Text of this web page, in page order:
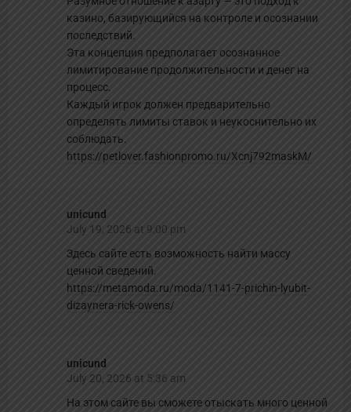
казино, базирующийся на контроле и осознании
последствий.
Эта концепция предполагает осознанное
лимитирование продолжительности и денег на
процесс.
Каждый игрок должен предварительно
определять лимиты ставок и неукоснительно их
соблюдать.
https://petlover.fashionpromo.ru/Xcnj792maskM/
unicund
July 19, 2026 at 9:00 pm
Здесь сайте есть возможность найти массу
ценной сведений.
https://metamoda.ru/moda/1141-7-prichin-lyubit-
dizaynera-rick-owens/
unicund
July 20, 2026 at 5:36 am
На этом сайте вы сможете отыскать много ценной